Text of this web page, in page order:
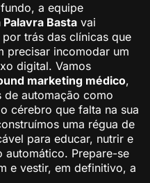
a equipe
Basta vai
trás das clínicas que
precisar incomodar um
digital. Vamos
marketing médico,
automação como
cérebro que falta na sua
uma régua de
para educar, nutrir e
Prepare-se
e vestir, em definitivo, a